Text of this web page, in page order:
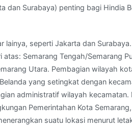
dan Surabaya) penting bagi Hindia
lainya, seperti Jakarta dan
Semarang Tengah/Semarang
Utara. Pembagian wilayah
yang setingkat dengan
administratif wilayah
Pemerintahan Kota
suatu lokasi menurut